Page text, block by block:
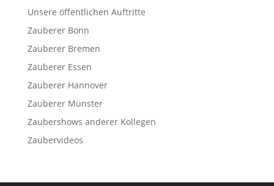
Unsere öffentlichen Auftritte
Zauberer Bonn
Zauberer Bremen
Zauberer Essen
Zauberer Hannover
Zauberer Münster
Zaubershows anderer Kollegen
Zaubervideos